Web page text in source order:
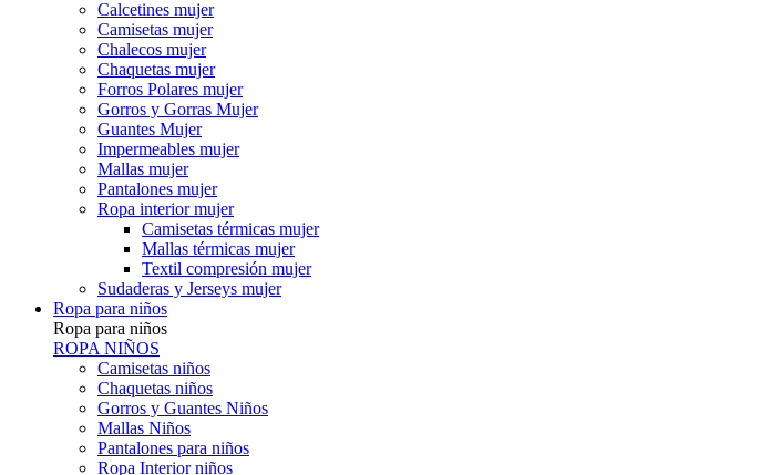
Calcetines mujer
Camisetas mujer
Chalecos mujer
Chaquetas mujer
Forros Polares mujer
Gorros y Gorras Mujer
Guantes Mujer
Impermeables mujer
Mallas mujer
Pantalones mujer
Ropa interior mujer
Camisetas térmicas mujer
Mallas térmicas mujer
Textil compresión mujer
Sudaderas y Jerseys mujer
Ropa para niños
Ropa para niños
ROPA NIÑOS
Camisetas niños
Chaquetas niños
Gorros y Guantes Niños
Mallas Niños
Pantalones para niños
Ropa Interior niños